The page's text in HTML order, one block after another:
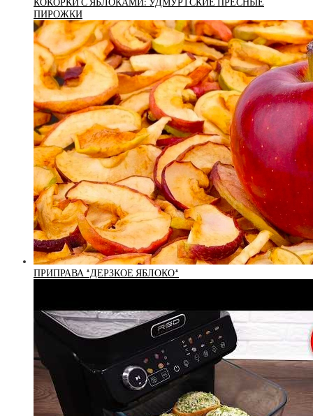
КОКОРКИ С ЯБЛОКАМИ: УДМУРТСКИЕ ПРЕСНЫЕ
ПИРОЖКИ
ПРИПРАВА *ДЕРЗКОЕ ЯБЛОКО*